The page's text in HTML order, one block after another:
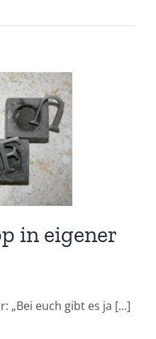
in eigener
„Bei euch gibt es ja [...]